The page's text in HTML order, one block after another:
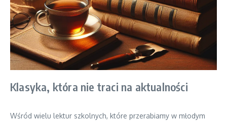
Klasyka, która nie traci na aktualności
Wśród wielu lektur szkolnych, które przerabiamy w młodym